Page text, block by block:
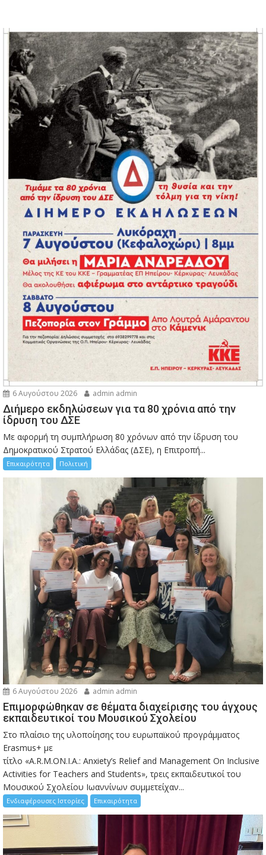
6 Αυγούστου 2026 admin admin
Διήμερο εκδηλώσεων για τα 80 χρόνια από την
ίδρυση του ΔΣΕ
Με αφορμή τη συμπλήρωση 80 χρόνων από την ίδρυση του
Δημοκρατικού Στρατού Ελλάδας (ΔΣΕ), η Επιτροπή...
Επικαιρότητα Πολιτική
6 Αυγούστου 2026 admin admin
Eπιμορφώθηκαν σε θέματα διαχείρισης του άγχους
εκπαιδευτικοί του Μουσικού Σχολείου
Στο πλαίσιο της υλοποίησης του ευρωπαϊκού προγράμματος
Erasmus+ με
τίτλο «A.R.M.ON.I.A.: Anxiety’s Relief and Management On Inclusive
Activities for Teachers and Students», τρεις εκπαιδευτικοί του
Μουσικού Σχολείου Ιωαννίνων συμμετείχαν...
Ενδιαφέρουσες Ιστορίες Επικαιρότητα